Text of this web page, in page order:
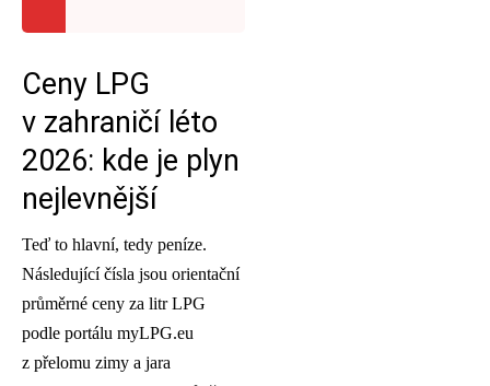
Ceny LPG
v zahraničí léto
2026: kde je plyn
nejlevnější
Teď to hlavní, tedy peníze.
Následující čísla jsou orientační
průměrné ceny za litr LPG
podle portálu myLPG.eu
z přelomu zimy a jara